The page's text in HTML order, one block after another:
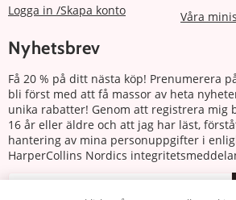
Logga in /Skapa konto
Våra
Nyhetsbrev
Få 20 % på ditt nästa köp! Prenumerera
bli först med att få massor av heta
unika rabatter! Genom att registrera mig
16 år eller äldre och att jag har läst,
hantering av mina personuppgifter i
HarperCollins Nordics